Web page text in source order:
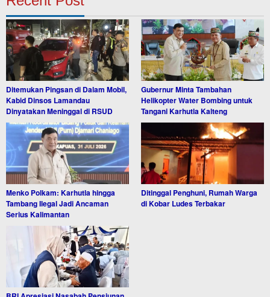
Ditemukan Pingsan di Dalam Mobil,
Kabid Dinsos Lamandau
Dinyatakan Meninggal di RSUD
Gubernur Minta Tambahan
Helikopter Water Bombing untuk
Tangani Karhutla Kalteng
Menko Polkam: Karhutla hingga
Tambang Ilegal Jadi Ancaman
Serius Kalimantan
Ditinggal Penghuni, Rumah Warga
di Kobar Ludes Terbakar